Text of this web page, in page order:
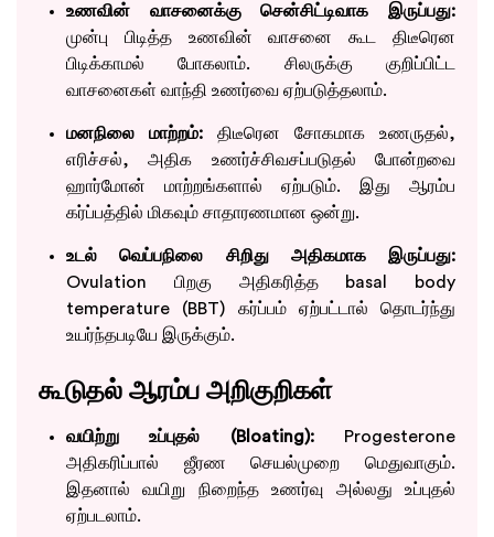
உணவின் வாசனைக்கு சென்சிட்டிவாக இருப்பது:
முன்பு பிடித்த உணவின் வாசனை கூட திடீரென
பிடிக்காமல் போகலாம். சிலருக்கு குறிப்பிட்ட
வாசனைகள் வாந்தி உணர்வை ஏற்படுத்தலாம்.
மனநிலை மாற்றம்: திடீரென சோகமாக உணருதல்,
எரிச்சல், அதிக உணர்ச்சிவசப்படுதல் போன்றவை
ஹார்மோன் மாற்றங்களால் ஏற்படும். இது ஆரம்ப
கர்ப்பத்தில் மிகவும் சாதாரணமான ஒன்று.
உடல் வெப்பநிலை சிறிது அதிகமாக இருப்பது:
Ovulation பிறகு அதிகரித்த basal body
temperature (BBT) கர்ப்பம் ஏற்பட்டால் தொடர்ந்து
உயர்ந்தபடியே இருக்கும்.
கூடுதல் ஆரம்ப அறிகுறிகள்
வயிற்று உப்புதல் (Bloating):Progesterone
அதிகரிப்பால் ஜீரண செயல்முறை மெதுவாகும்.
இதனால் வயிறு நிறைந்த உணர்வு அல்லது உப்புதல்
ஏற்படலாம்.